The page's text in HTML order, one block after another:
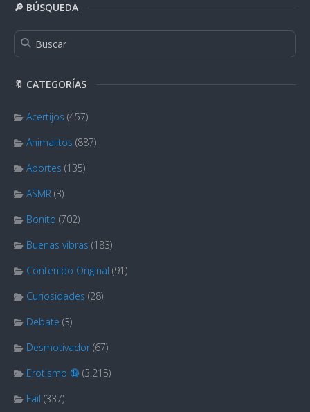
🔎 BÚSQUEDA
🔖 CATEGORÍAS
Acertijos (457)
Animalitos (887)
Aportes (135)
ASMR (3)
Bonito (702)
Buenas vibras (183)
Contenido Original (91)
Curiosidades (28)
Debate (3)
Desmotivador (67)
Erotismo 🔞 (3.215)
Fail (337)